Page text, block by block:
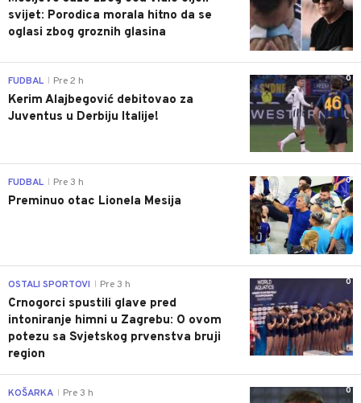
svijet: Porodica morala hitno da se
oglasi zbog groznih glasina
0
FUDBAL Pre 2 h
Kerim Alajbegović debitovao za
Juventus u Derbiju Italije!
0
FUDBAL Pre 3 h
Preminuo otac Lionela Mesija
0
OSTALI SPORTOVI Pre 3 h
Crnogorci spustili glave pred
intoniranje himni u Zagrebu: O ovom
potezu sa Svjetskog prvenstva bruji
region
0
KOŠARKA Pre 3 h